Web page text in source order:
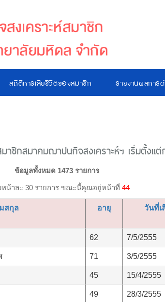
สถิติการเสียชีวิตของสมาชิก รายงานผลการด
าชิกสมาคมฌาปนกิจสงเคราะห์ฯ เริ่มตั้ง
ข้อมูลทั้งหมด 1473 รายการ
หน้าละ 30 รายการ ขณะนี้คุณอยู่หน้าที่ 44
สกุล อายุ วันที่เ
62 7/5/2555
71 3/5/2555
45 15/4/2555
49 28/3/2555